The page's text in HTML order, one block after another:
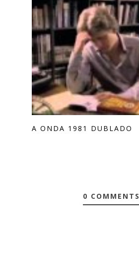
A ONDA 1981 DUBLADO
0 COMMENTS